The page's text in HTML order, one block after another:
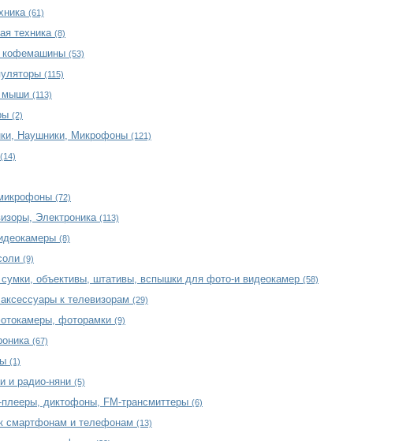
(61)
техника (8)
кофемашины (53)
(115)
мыши (113)
(2)
Наушники, Микрофоны (121)
(14)
(72)
Электроника (113)
(8)
(9)
объективы, штативы, вспышки для фото-и видеокамер (58)
к телевизорам (29)
фоторамки (9)
(67)
(1)
и радио-няни (5)
диктофоны, FM-трансмиттеры (6)
смартфонам и телефонам (13)